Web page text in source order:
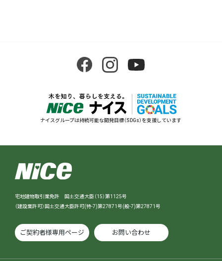
ナイスグループは持続可能な開発目標（SDGs）を支援しています
宅地建物取引業免許 国土交通大臣（15）第1125号
（建設業許可）国土交通大臣許可(特-7)第27871号(般-7)第27871号
ご契約者様専用ページ お問い合わせ